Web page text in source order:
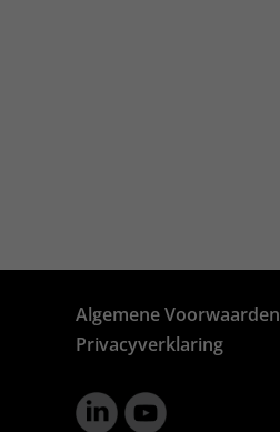
Algemene Voorwaarden
Privacyverklaring